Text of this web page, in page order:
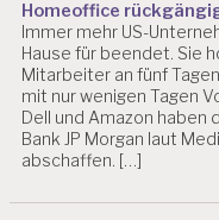
Homeoffice
Immer mehr US-
Hause für beendet. Sie
Mitarbeiter an fünf
mit nur wenigen Tagen
Dell und Amazon haben
Bank JP Morgan laut
abschaffen. […]